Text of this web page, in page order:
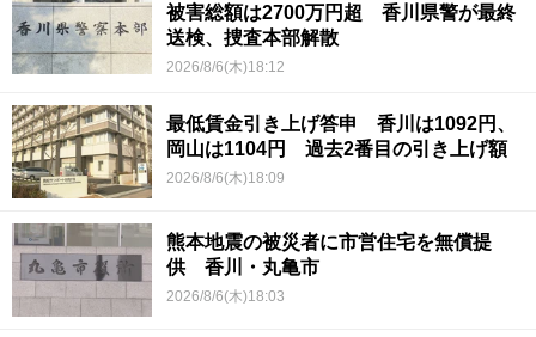
被害総額は2700万円超 香川県警が最終
送検、捜査本部解散
2026/8/6(木)18:12
最低賃金引き上げ答申 香川は1092円、
岡山は1104円 過去2番目の引き上げ額
2026/8/6(木)18:09
熊本地震の被災者に市営住宅を無償提
供 香川・丸亀市
2026/8/6(木)18:03